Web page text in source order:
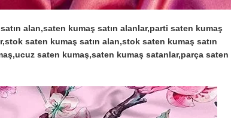
alan,saten kumaş satın alanlar,parti saten kumaş
saten kumaş satın alan,stok saten kumaş satın
saten kumaş,saten kumaş satanlar,parça saten